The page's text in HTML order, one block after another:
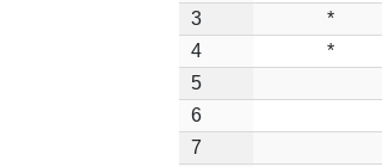
3
*
4
*
5
6
7